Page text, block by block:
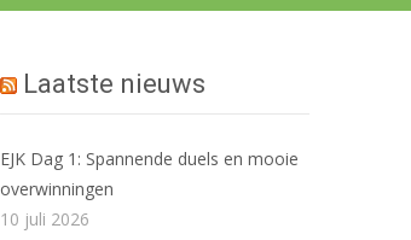
Laatste nieuws
EJK Dag 1: Spannende duels en mooie
overwinningen
10 juli 2026